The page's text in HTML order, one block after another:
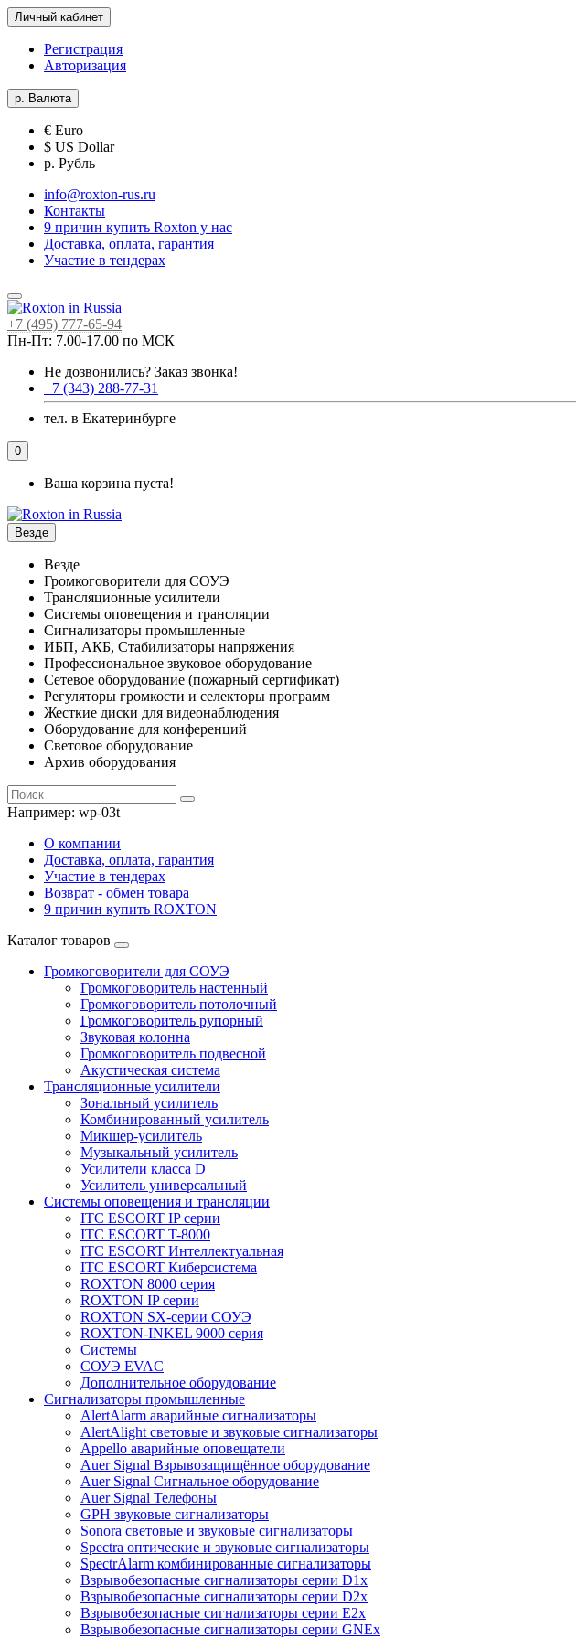
Личный кабинет
Регистрация
Авторизация
р. Валюта
€ Euro
$ US Dollar
р. Рубль
info@roxton-rus.ru
Контакты
9 причин купить Roxton у нас
Доставка, оплата, гарантия
Участие в тендерах
+7 (495) 777-65-94
Пн-Пт: 7.00-17.00 по МСК
Не дозвонились? Заказ звонка!
+7 (343) 288-77-31
тел. в Екатеринбурге
0
Ваша корзина пуста!
Везде
Везде
Громкоговорители для СОУЭ
Трансляционные усилители
Системы оповещения и трансляции
Сигнализаторы промышленные
ИБП, АКБ, Стабилизаторы напряжения
Профессиональное звуковое оборудование
Сетевое оборудование (пожарный сертификат)
Регуляторы громкости и селекторы программ
Жесткие диски для видеонаблюдения
Оборудование для конференций
Световое оборудование
Архив оборудования
Например: wp-03t
О компании
Доставка, оплата, гарантия
Участие в тендерах
Возврат - обмен товара
9 причин купить ROXTON
Каталог товаров
Громкоговорители для СОУЭ
Громкоговоритель настенный
Громкоговоритель потолочный
Громкоговоритель рупорный
Звуковая колонна
Громкоговоритель подвесной
Акустическая система
Трансляционные усилители
Зональный усилитель
Комбинированный усилитель
Микшер-усилитель
Музыкальный усилитель
Усилители класса D
Усилитель универсальный
Системы оповещения и трансляции
ITC ESCORT IP серии
ITC ESCORT T-8000
ITC ESCORT Интеллектуальная
ITC ESCORT Киберсистема
ROXTON 8000 серия
ROXTON IP серии
ROXTON SX-серии СОУЭ
ROXTON-INKEL 9000 серия
Системы
СОУЭ EVAC
Дополнительное оборудование
Сигнализаторы промышленные
AlertAlarm аварийные сигнализаторы
AlertAlight световые и звуковые сигнализаторы
Appello аварийные оповещатели
Auer Signal Взрывозащищённое оборудование
Auer Signal Сигнальное оборудование
Auer Signal Телефоны
GPH звуковые сигнализаторы
Sonora световые и звуковые сигнализаторы
Spectra оптические и звуковые сигнализаторы
SpectrAlarm комбинированные сигнализаторы
Взрывобезопасные сигнализаторы серии D1x
Взрывобезопасные сигнализаторы серии D2x
Взрывобезопасные сигнализаторы серии E2x
Взрывобезопасные сигнализаторы серии GNEx